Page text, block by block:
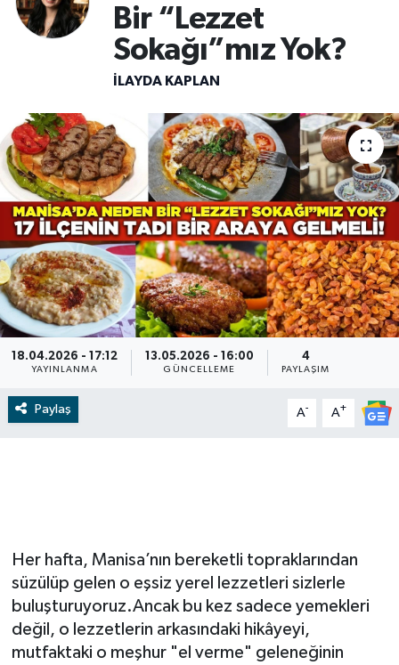
Bir “Lezzet
Sokağı”mız Yok?
İLAYDA KAPLAN
18.04.2026 - 17:12
YAYINLANMA
13.05.2026 - 16:00
GÜNCELLEME
4
PAYLAŞIM
Paylaş A- A+
Her hafta, Manisa’nın bereketli topraklarından
süzülüp gelen o eşsiz yerel lezzetleri sizlerle
buluşturuyoruz.Ancak bu kez sadece yemekleri
değil, o lezzetlerin arkasındaki hikâyeyi,
mutfaktaki o meşhur "el verme" geleneğinin
RESMİ İLAN
BİLİM VE TEKNOLOJİ
RESMİ İLAN
Tarih
Çevre
Dünya
İletişim
Künye
SPOR
Vefat